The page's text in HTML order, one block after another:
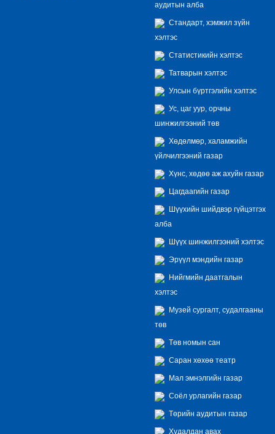
аудитын алба
Стандарт, хэмжил зүйн
хэлтэс
Статистикийн хэлтэс
Татварын хэлтэс
Улсын бүртгэлийн хэлтэс
Ус, цаг уур, орчны
шинжилгээний төв
Хөдөлмөр, халамжийн
үйлчилгээний газар
Хүнс, хөдөө аж ахуйн газар
Цагдаагийн газар
Шүүхийн шийдвэр гүйцэтгэх
алба
Шүүх шинжилгээний хэлтэс
Эрүүл мэндийн газар
Нийгмийн даатгалын
хэлтэс
Музей сургалт, судалгааны
төв
Төв номын сан
Саран хөхөө театр
Мал эмнэлгийн газар
Соёл урлагийн газар
Төрийн аудитын газар
Худалдан авах